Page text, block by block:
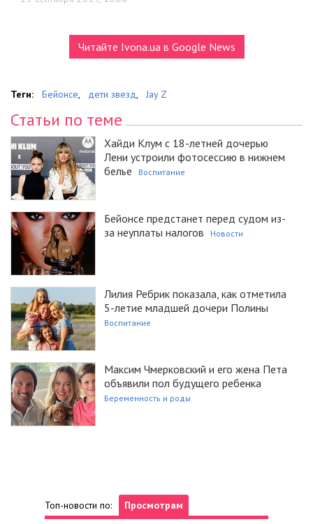
Читайте Ivona.ua в Google News
Теги: Бейонсе, дети звезд, Jay Z
Статьи по теме
Хайди Клум с 18-летней дочерью
Лени устроили фотосессию в нижнем
белье
Воспитание
Бейонсе предстанет перед судом из-
за неуплаты налогов
Новости
Лилия Ребрик показала, как отметила
5-летие младшей дочери Полины
Воспитание
Максим Чмерковский и его жена Пета
объявили пол будущего ребенка
Беременность и роды
Топ-новости по: Просмотрам